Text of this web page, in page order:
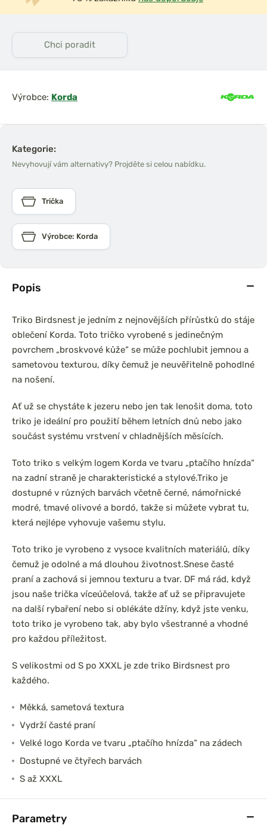
Popis
Triko Birdsnest je jedním z nejnovějších přírůstků do stáje
oblečení Korda. Toto tričko vyrobené s jedinečným
povrchem „broskvové kůže“ se může pochlubit jemnou a
sametovou texturou, díky čemuž je neuvěřitelně pohodlné
na nošení.
Ať už se chystáte k jezeru nebo jen tak lenošit doma, toto
triko je ideální pro použití během letních dnů nebo jako
součást systému vrstvení v chladnějších měsících.
Toto triko s velkým logem Korda ve tvaru „ptačího hnízda“
na zadní straně je charakteristické a stylové.Triko je
dostupné v různých barvách včetně černé, námořnické
modré, tmavé olivové a bordó, takže si můžete vybrat tu,
která nejlépe vyhovuje vašemu stylu.
Toto triko je vyrobeno z vysoce kvalitních materiálů, díky
čemuž je odolné a má dlouhou životnost.Snese časté
praní a zachová si jemnou texturu a tvar. DF má rád, když
jsou naše trička víceúčelová, takže ať už se připravujete
na další rybaření nebo si oblékáte džíny, když jste venku,
toto triko je vyrobeno tak, aby bylo všestranné a vhodné
pro každou příležitost.
S velikostmi od S po XXXL je zde triko Birdsnest pro
každého.
Měkká, sametová textura
Vydrží časté praní
Velké logo Korda ve tvaru „ptačího hnízda“ na zádech
Dostupné ve čtyřech barvách
S až XXXL
Parametry
Chci poradit
Výrobce: Korda
Kategorie:
Nevyhovují vám alternativy? Projděte si celou nabídku.
Trička
Výrobce: Korda